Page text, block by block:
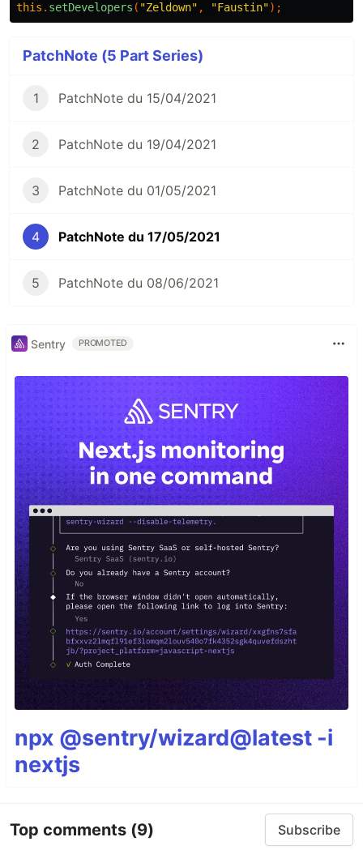
this . setDevelopers ( "Zeldown" , "Faustin");
PatchNote (5 Part Series)
1 PatchNote du 15/04/2021
2 PatchNote du 19/04/2021
3 PatchNote du 01/05/2021
4 PatchNote du 17/05/2021
5 PatchNote du 08/06/2021
Sentry PROMOTED
npx @sentry/wizard@latest -i
nextjs
Top comments (9) Subscribe